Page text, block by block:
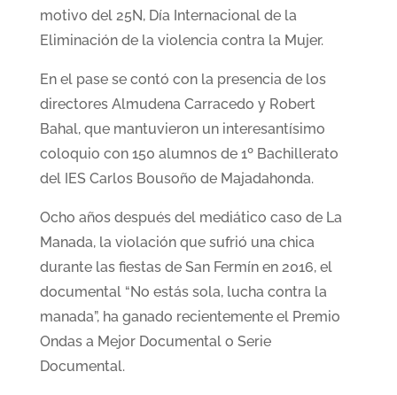
motivo del 25N, Día Internacional de la
Eliminación de la violencia contra la Mujer.
En el pase se contó con la presencia de los
directores Almudena Carracedo y Robert
Bahal, que mantuvieron un interesantísimo
coloquio con 150 alumnos de 1º Bachillerato
del IES Carlos Bousoño de Majadahonda.
Ocho años después del mediático caso de La
Manada, la violación que sufrió una chica
durante las fiestas de San Fermín en 2016, el
documental “No estás sola, lucha contra la
manada”, ha ganado recientemente el Premio
Ondas a Mejor Documental o Serie
Documental.